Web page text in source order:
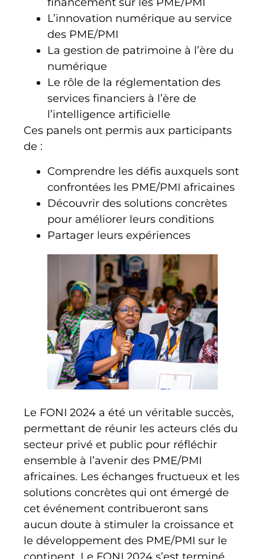
financement sur les PME/PMI
L’innovation numérique au service
des PME/PMI
La gestion de patrimoine à l’ère du
numérique
Le rôle de la réglementation des
services financiers à l’ère de
l’intelligence artificielle
Ces panels ont permis aux participants
de :
Comprendre les défis auxquels sont
confrontées les PME/PMI africaines
Découvrir des solutions concrètes
pour améliorer leurs conditions
Partager leurs expériences
Le FONI 2024 a été un véritable succès,
permettant de réunir les acteurs clés du
secteur privé et public pour réfléchir
ensemble à l’avenir des PME/PMI
africaines. Les échanges fructueux et les
solutions concrètes qui ont émergé de
cet événement contribueront sans
aucun doute à stimuler la croissance et
le développement des PME/PMI sur le